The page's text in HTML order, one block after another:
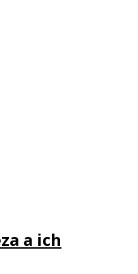
a ich